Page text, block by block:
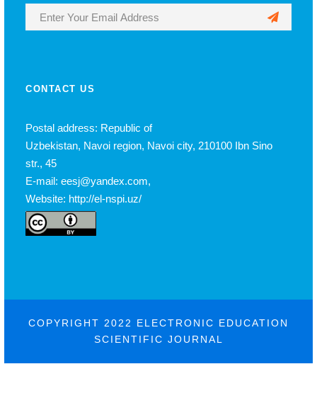
CONTACT US
Postal address: Republic of
Uzbekistan, Navoi region, Navoi city, 210100 Ibn Sino
str., 45
E-mail: eesj@yandex.com,
Website: http://el-nspi.uz/
COPYRIGHT 2022 ELECTRONIC EDUCATION
SCIENTIFIC JOURNAL